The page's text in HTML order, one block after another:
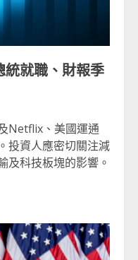
統就職、財報季
Netflix、美國運通
投資人應密切關注減
及科技板塊的影響。